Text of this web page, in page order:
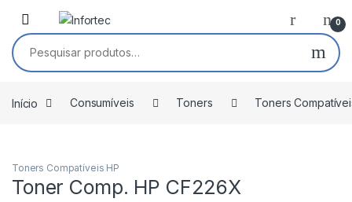
Saltar para navegação
Pular para o conteúdo
0
Pesquisar por:
Início Consumíveis Toners Toners
Toners Compatíveis HP
Toner Comp. HP CF226X